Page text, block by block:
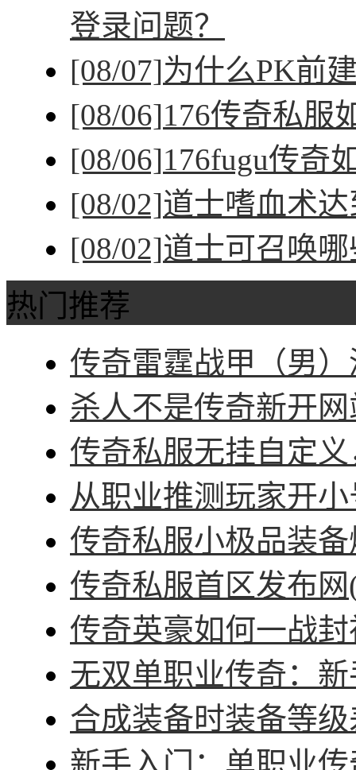
登录问题？
[08/07]为什么PK前
[08/06]176传奇私服
[08/06]176fugu传奇
[08/02]道士嗜血术
[08/02]道士可召唤
热门推荐
传奇雷霆战甲（男
杀人不是传奇新开
传奇私服无挂自定
从职业推测玩家开
传奇私服小极品装
传奇私服首区发布网
传奇英豪如何一战
无双单职业传奇：
合成装备时装备等